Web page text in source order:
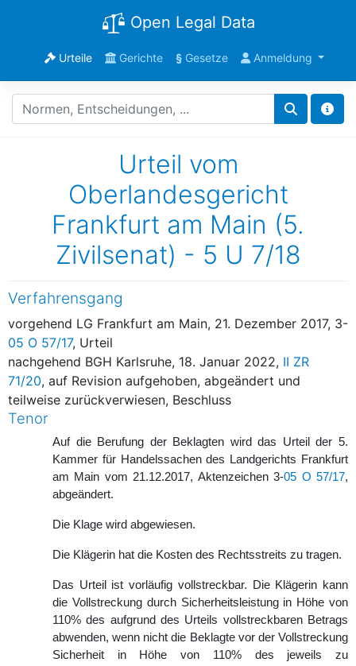
Open Legal Data
Urteile Gerichte §Gesetze Anmeldung
Urteil vom
Oberlandesgericht
Frankfurt am Main (5.
Zivilsenat) - 5 U 7/18
Verfahrensgang
vorgehend LG Frankfurt am Main, 21. Dezember 2017, 3-
05 O 57/17, Urteil
nachgehend BGH Karlsruhe, 18. Januar 2022, II ZR
71/20, auf Revision aufgehoben, abgeändert und
teilweise zurückverwiesen, Beschluss
Tenor
Auf die Berufung der Beklagten wird das Urteil der 5.
Kammer für Handelssachen des Landgerichts Frankfurt
am Main vom 21.12.2017, Aktenzeichen 3-05 O 57/17,
abgeändert.
Die Klage wird abgewiesen.
Die Klägerin hat die Kosten des Rechtsstreits zu tragen.
Das Urteil ist vorläufig vollstreckbar. Die Klägerin kann
die Vollstreckung durch Sicherheitsleistung in Höhe von
110% des aufgrund des Urteils vollstreckbaren Betrags
abwenden, wenn nicht die Beklagte vor der Vollstreckung
Sicherheit in Höhe von 110% des jeweils zu